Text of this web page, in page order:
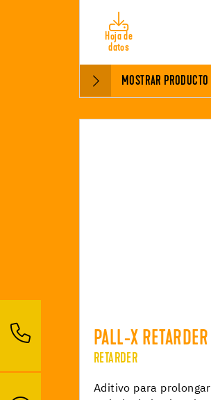
Hoja de
datos
MOSTRAR PRODUCTO
PALL-X RETARDER
RETARDER
Aditivo para